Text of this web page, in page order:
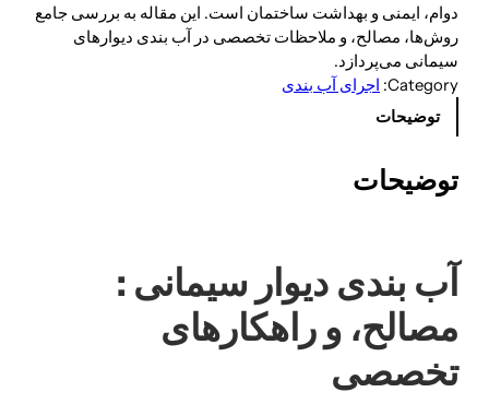
دوام، ایمنی و بهداشت ساختمان است. این مقاله به بررسی جامع
روش‌ها، مصالح، و ملاحظات تخصصی در آب بندی دیوارهای
سیمانی می‌پردازد.
Category: اجرای آب بندی
توضیحات
توضیحات
آب بندی دیوار سیمانی :
مصالح، و راهکارهای
تخصصی